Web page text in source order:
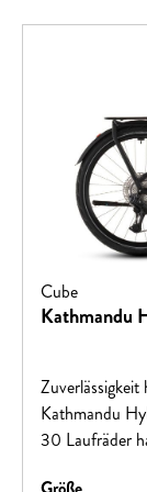
Cube
Kathmandu
Kathmandu
30 Laufräder